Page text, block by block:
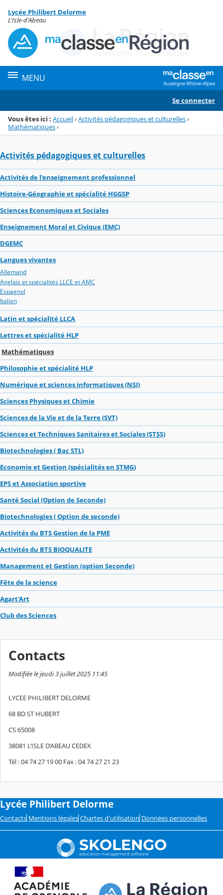
Menu de la rubrique
Contenu
Lycée Philibert Delorme
L'Isle-d'Abeau
MENU
Se connecter
Vous êtes ici : Accueil›Activités pédagogiques et culturelles›
Mathématiques›
Activités pédagogiques et culturelles
Activités de l'enseignement professionnel
Histoire-Géographie et spécialité HGGSP
Sciences Economiques et Sociales
Enseignement Moral et Civique (EMC)
DGEMC
Langues vivantes
Allemand
Anglais et spécialités LLCE et AMC
Espagnol
Italien
Latin et spécialité LLCA
Lettres et spécialité HLP
Mathématiques
Philosophie et spécialité HLP
Numérique et sciences informatiques (NSI)
Sciences Physiques et Chimie
Sciences de la Vie et de la Terre (SVT)
Sciences et Techniques Sanitaires et Sociales (STSS)
Biotechnologies ( Bac STL)
Economie et Gestion (spécialités en STMG)
EPS et Association sportive
Santé Social (Option de Seconde)
Biotechnologies ( Option de seconde)
Activités du BTS Gestion de la PME
Activités du BTS BIOQUALITE
Management et Gestion (option Seconde)
Fête de la science
Agart'Art
Club des Sciences
Contacts
Modifiée le jeudi 3 juillet 2025 11:45
LYCEE PHILIBERT DELORME
68 BD ST HUBERT
CS 65008
38081 L’ISLE D’ABEAU CEDEX
Tél : 04 74 27 19 00 Fax : 04 74 27 21 23
Lycée Philibert Delorme
Contacts Mentions légales Chartes d'utilisation Données personnelles